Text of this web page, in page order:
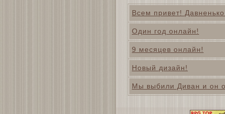
Всем привет!
Один год онлайн!
9 месяцев онлайн!
Новый дизайн!
Мы выбили Диван и он